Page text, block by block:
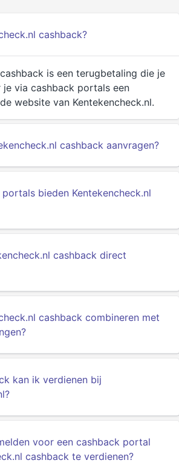
cashback?
is een terugbetaling die je
via cashback portals een
website van Kentekencheck.nl.
cashback aanvragen?
bieden Kentekencheck.nl
cashback direct
cashback combineren met
kan ik verdienen bij
voor een cashback portal
cashback te verdienen?